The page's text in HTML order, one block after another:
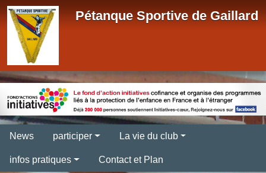
Pétanque Sportive de Gaillard
News participer La vie du club
infos pratiques Contact et Plan
Panneau de gestion des cookies